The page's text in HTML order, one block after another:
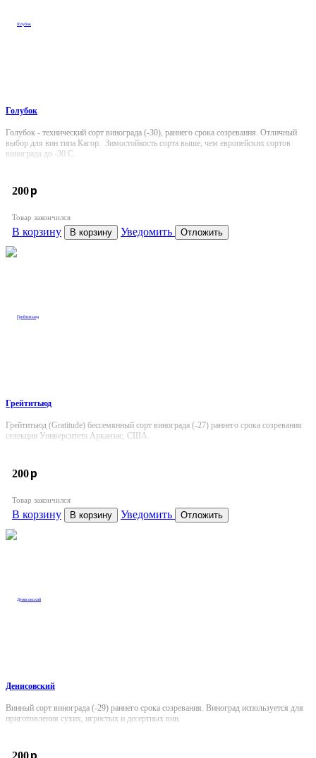
Голубок
Голубок - технический сорт винограда (-30), раннего срока созревания. Отличный
выбор для вин типа Кагор. Зимостойкость сорта выше, чем европейских сортов
винограда до -30 С.
200p
Товар закончился
В корзину В корзину Уведомить Отложить
Грейтитьюд
Грейтитьюд (Gratitude) бессемянный сорт винограда (-27) раннего срока созревания
селекции Университета Арканзас, США.
200p
Товар закончился
В корзину В корзину Уведомить Отложить
Денисовский
Винный сорт винограда (-29) раннего срока созревания. Виноград используется для
приготовления сухих, игристых и десертных вин.
200